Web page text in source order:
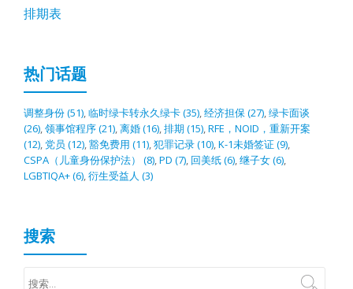
排期表
热门话题
调整身份(51),临时绿卡转永久绿卡(35),经济担保(27),绿卡面谈
(26),领事馆程序(21),离婚(16),排期 (15),RFE，NOID，重新开案
(12), 党员 (12),豁免费用 (11),犯罪记录(10),K-1未婚签证(9),
CSPA（儿童身份保护法）
(8),PD (7), 回美纸(6),继子女(6),
LGBTIQA+(6),衍生受益人 (3)
搜索